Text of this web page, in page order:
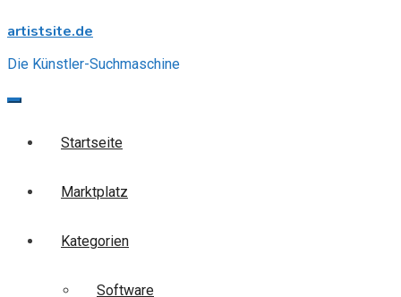
to
artistsite.de
Die Künstler-Suchmaschine
Startseite
Marktplatz
Kategorien
Software